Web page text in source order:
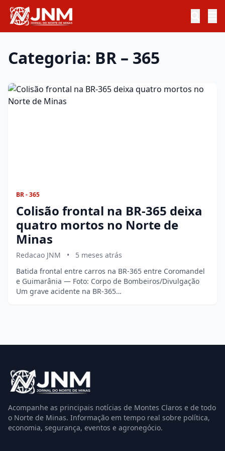
Categoria: BR – 365
BR - 365
Colisão frontal na BR-365 deixa
quatro mortos no Norte de
Minas
Redacao JNM •
5 meses atrás
Batida frontal entre carros na BR-365 entre Coromandel
e Guimarânia — Foto: Corpo de Bombeiros/Divulgação
Um grave acidente na BR-365…
Acompanhe as principais notícias de Montes Claros e de todo
o Norte de Minas. Informação em tempo real sobre política,
economia, segurança, eventos e agronegócio.